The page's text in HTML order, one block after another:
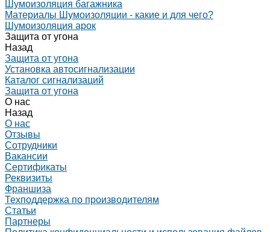
Шумоизоляция багажника
Материалы Шумоизоляции - какие и для чего?
Шумоизоляция арок
Защита от угона
Назад
Защита от угона
Установка автосигнализации
Каталог сигнализаций
Защита от угона
О нас
Назад
О нас
Отзывы
Сотрудники
Вакансии
Сертификаты
Реквизиты
Франшиза
Техподдержка по производителям
Статьи
Партнеры